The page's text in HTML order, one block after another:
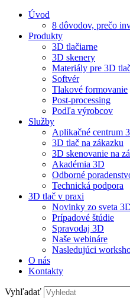
Úvod
8 dôvodov, prečo
Produkty
3D tlačiarne
3D skenery
Materiály pre 3D
Softvér
Tlakové formovanie
Post-processing
Podľa výrobcov
Služby
Aplikačné centrum
3D tlač na zákazku
3D skenovanie na
Akadémia 3D
Odborné
Technická podpora
3D tlač v praxi
Novinky zo sveta
Prípadové štúdie
Spravodaj 3D
Naše webináre
Nasledujúci
O nás
Kontakty
Vyhľadať